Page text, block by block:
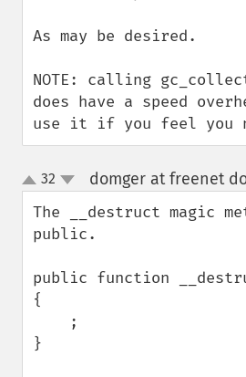
As may be desired.
NOTE: calling
does have a speed
use it if you feel you
up
down
32 domger at freenet
The __destruct magic
public.
public function
{
}